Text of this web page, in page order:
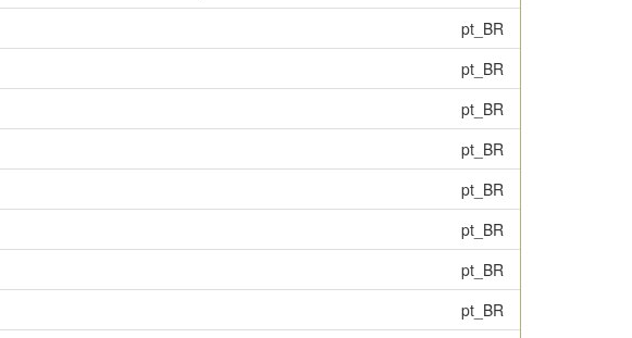
pt_BR
pt_BR
pt_BR
pt_BR
pt_BR
pt_BR
pt_BR
pt_BR